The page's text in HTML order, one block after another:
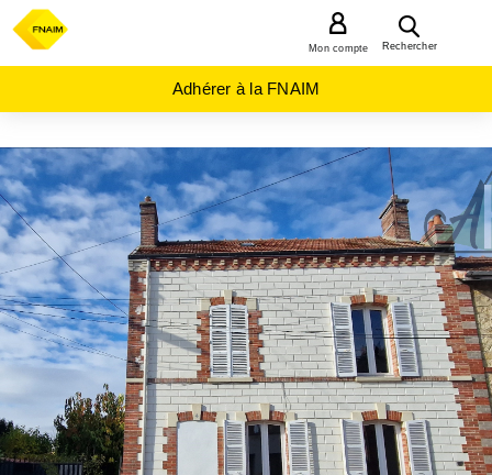
Rechercher
Mon compte
Adhérer à la FNAIM
ACHAT
MAISON
GRAND-
EST
AUBE
ROMILLY
SUR
SEINE
(10100)